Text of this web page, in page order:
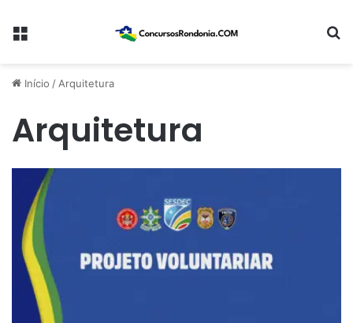
Menu
Início /Arquitetura
Arquitetura